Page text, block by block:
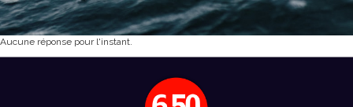
Aucune réponse pour l'instant.